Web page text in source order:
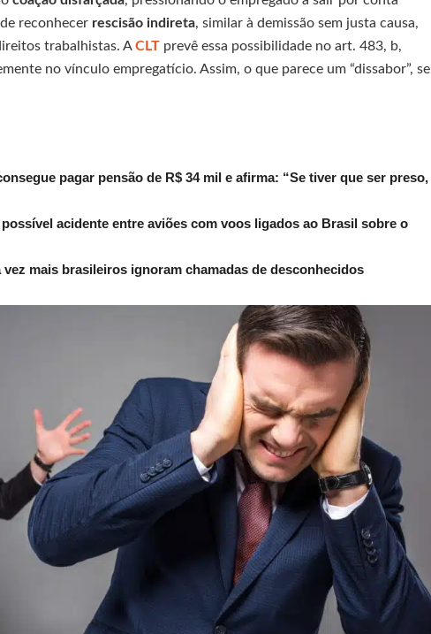
reconhecer rescisão indireta, similar à demissão sem justa causa,
trabalhistas. ACLT prevê essa possibilidade no art. 483, b,
no vínculo empregatício. Assim, o que parece um “dissabor”, se
pagar pensão de R$ 34 mil e afirma: “Se tiver que ser preso,
acidente entre aviões com voos ligados ao Brasil sobre o
mais brasileiros ignoram chamadas de desconhecidos